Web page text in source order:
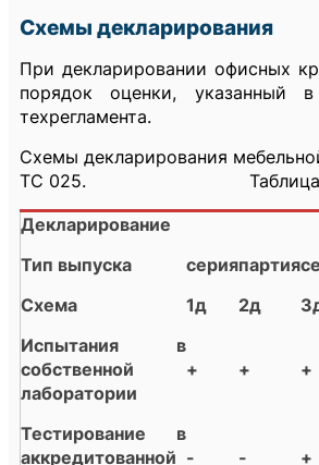
Схемы декларирования
При декларировании офисных
порядок оценки, указанный
техрегламента.
Схемы декларирования
ТС 025. Таблица
Декларирование
Тип выпуска
серияпартия
Схема
1д 2д
Испытания в
собственной
лаборатории
+ + +
Тестирование в
аккредитованной - - +